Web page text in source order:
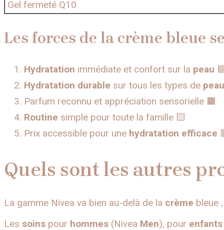
Gel fermeté Q10
Les forces de la crème bleue
Hydratation immédiate et confort sur la peau
Hydratation durable sur tous les types de peau
Parfum reconnu et appréciation sensorielle 🟧
Routine simple pour toute la famille 🟨
Prix accessible pour une hydratation efficace
Quels sont les autres
La gamme Nivea va bien au-delà de la crème bleue
Les soins pour hommes (Nivea Men), pour enfants